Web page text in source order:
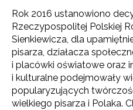
Rok 2016 ustanowiono
Rzeczypospolitej Polskiej
Sienkiewicza, dla
pisarza, działacza
i placówki oświatowe oraz
i kulturalne podejmowały
popularyzujących
wielkiego pisarza i Polaka.